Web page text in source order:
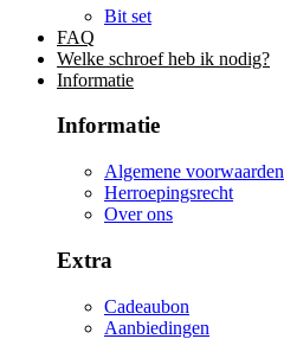
Bit set
FAQ
Welke schroef heb ik nodig?
Informatie
Informatie
Algemene voorwaarden
Herroepingsrecht
Over ons
Extra
Cadeaubon
Aanbiedingen